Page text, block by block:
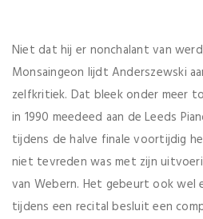
Niet dat hij er nonchalant van
Monsaingeon lijdt Anderszewski
zelfkritiek. Dat bleek onder meer
in 1990 meedeed aan de Leeds
tijdens de halve finale voortijdig
niet tevreden was met zijn
van Webern. Het gebeurt ook wel
tijdens een recital besluit een